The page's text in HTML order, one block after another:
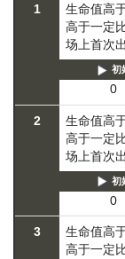
1 生命值高
高于一定
场上首次
初
0
2 生命值高
高于一定
场上首次
初
0
3 生命值高
高于一定